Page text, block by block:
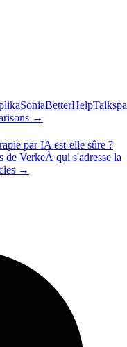
SoniaBetterHelp
→
par IA est-elle sûre ?
de VerkeÀ qui s'adresse la
→